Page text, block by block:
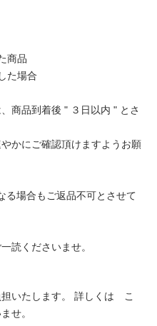
商品
た場合
商品到着後 " ３日以内 " とさ
かにご確認頂けますようお願
る場合もご返品不可とさせて
読くださいませ。
いたします。 詳しくは
こ
せ。